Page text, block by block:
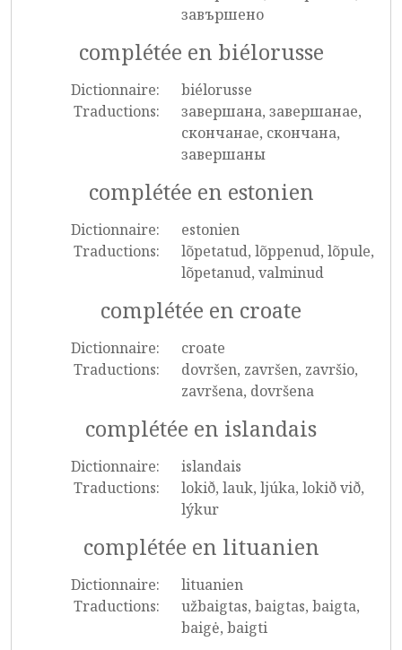
завършено
complétée en biélorusse
Dictionnaire:
biélorusse
Traductions:
завершана, завершанае,
скончанае, скончана,
завершаны
complétée en estonien
Dictionnaire:
estonien
Traductions:
lõpetatud, lõppenud, lõpule,
lõpetanud, valminud
complétée en croate
Dictionnaire:
croate
Traductions:
dovršen, završen, završio,
završena, dovršena
complétée en islandais
Dictionnaire:
islandais
Traductions:
lokið, lauk, ljúka, lokið við,
lýkur
complétée en lituanien
Dictionnaire:
lituanien
Traductions:
užbaigtas, baigtas, baigta,
baigė, baigti